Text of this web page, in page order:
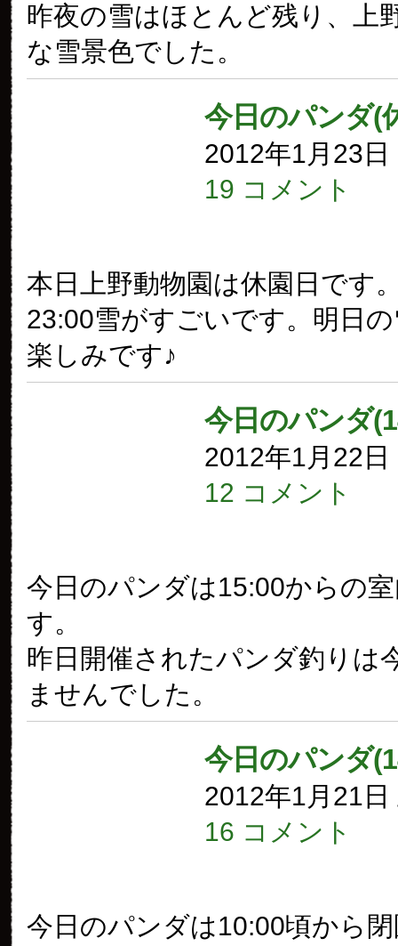
昨夜の雪はほとんど残り、上
な雪景色でした。
今日のパンダ(
2012年1月23日
19 コメント
本日上野動物園は休園日です
23:00雪がすごいです。明日
楽しみです♪
今日のパンダ
2012年1月22日
12 コメント
今日のパンダは15:00からの
す。
昨日開催されたパンダ釣りは
ませんでした。
今日のパンダ
2012年1月21日
16 コメント
今日のパンダは10:00頃から